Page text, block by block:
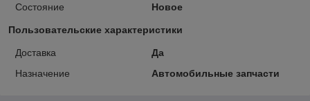
Состояние Новое
Пользовательские характеристики
Доставка
Да
Назначение
Автомобильные запчасти